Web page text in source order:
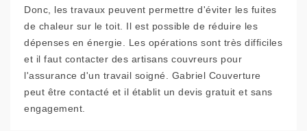
Donc, les travaux peuvent permettre d'éviter les fuites
de chaleur sur le toit. Il est possible de réduire les
dépenses en énergie. Les opérations sont très difficiles
et il faut contacter des artisans couvreurs pour
l'assurance d'un travail soigné. Gabriel Couverture
peut être contacté et il établit un devis gratuit et sans
engagement.